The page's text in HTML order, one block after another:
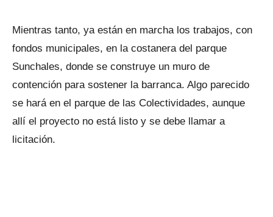
Mientras tanto, ya están en marcha los trabajos, con
fondos municipales, en la costanera del parque
Sunchales, donde se construye un muro de
contención para sostener la barranca. Algo parecido
se hará en el parque de las Colectividades, aunque
allí el proyecto no está listo y se debe llamar a
licitación.